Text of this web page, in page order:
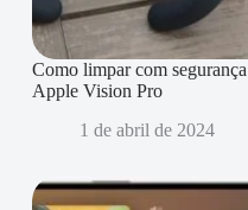
Como limpar com
Apple Vision Pro
1 de abril de 2024